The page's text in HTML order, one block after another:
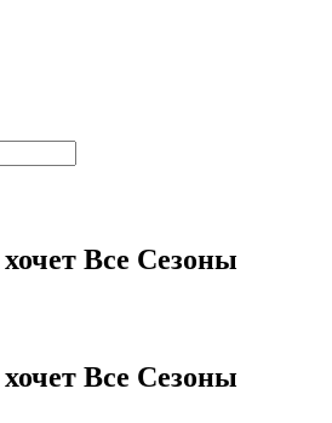
Все Сезоны
Все Сезоны